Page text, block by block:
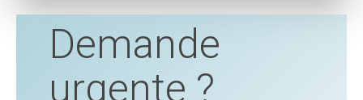
Demande
urgente ?